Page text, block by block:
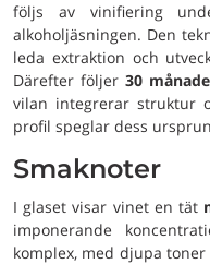
följs av vinifiering
alkoholjäsningen. Den
leda extraktion och
Därefter följer30
vilan integrerar struktur
profil speglar dess
Smaknoter
I glaset visar vinet en tät
imponerande
komplex, med djupa